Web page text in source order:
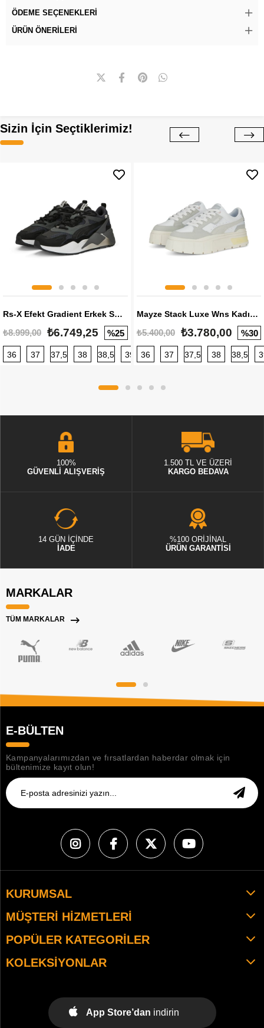
ÖDEME SEÇENEKLERI
ÜRÜN ÖNERILERI
Sizin İçin Seçtiklerimiz!
Rs-X Efekt Gradient Erkek Sneaker
₺8.999,00 ₺6.749,25 %25
36 37 37,5 38 38,5 39 40 40,5 41 42 42,5
Mayze Stack Luxe Wns Kadın Sneaker
₺5.400,00 ₺3.780,00 %30
36 37 37,5 38 38,5
100%
GÜVENLİ ALIŞVERİŞ
1.500 TL VE ÜZERİ
KARGO BEDAVA
14 GÜN İÇİNDE
İADE
%100 ORİJİNAL
ÜRÜN GARANTİSİ
MARKALAR
TÜM MARKALAR
E-BÜLTEN
Kampanyalarımızdan ve fırsatlardan haberdar olmak için
bültenimize kayıt olun!
KURUMSAL
MÜŞTERI HIZMETLERI
POPÜLER KATEGORILER
KOLEKSIYONLAR
App Store’dan indirin